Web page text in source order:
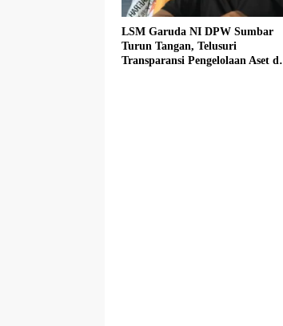
LSM Garuda NI DPW Sumbar
Turun Tangan, Telusuri
Transparansi Pengelolaan Aset di